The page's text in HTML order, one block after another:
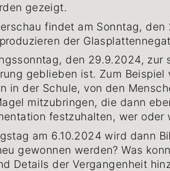
gezeigt.
findet am Sonntag,
der
den 29.9.2024,
geblieben ist. Zum
in der Schule, von den
mitzubringen, die dann
festzuhalten, wer oder
am 6.10.2024 wird dann
gewonnen werden? Was
Details der Vergangenheit